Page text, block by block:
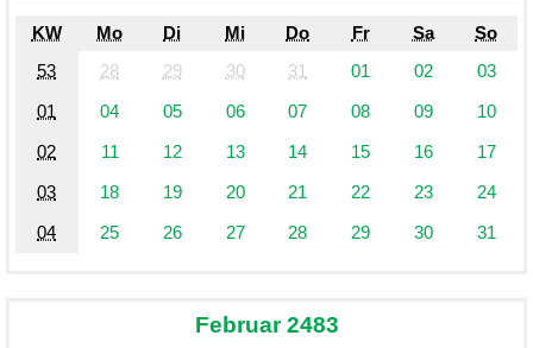
KW Mo Di Mi Do Fr Sa
So
53
28 29 30 31 01 02
03
01
04 05 06 07 08 09
10
02
11 12 13 14 15 16
17
03
18 19 20 21 22 23
24
04
25 26 27 28 29 30 31
Februar 2483